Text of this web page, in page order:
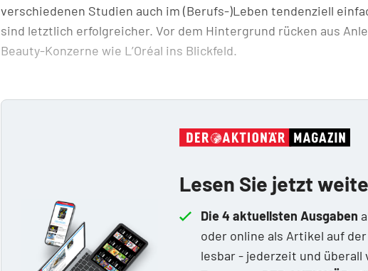
verschiedenen Studien auch im (Berufs-)Leben tendenziell
sind letztlich erfolgreicher. Vor dem Hintergrund rücken aus
Beauty-Konzerne wie L’Oréal ins Blickfeld.
Lesen Sie jetzt
Die 4 aktuellsten Ausgaben
oder online als Artikel auf
lesbar - jederzeit und überall